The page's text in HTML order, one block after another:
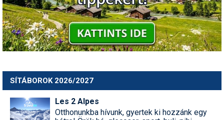
SÍTÁBOROK 2026/2027
Les 2 Alpes
Otthonunkba hívunk, gyertek ki hozzánk egy